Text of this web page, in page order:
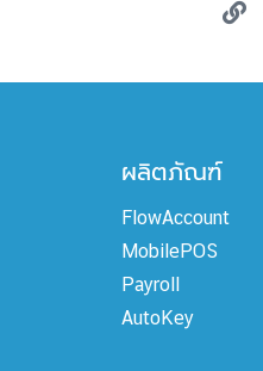
ผลิตภัณฑ์
FlowAccount
MobilePOS
Payroll
AutoKey